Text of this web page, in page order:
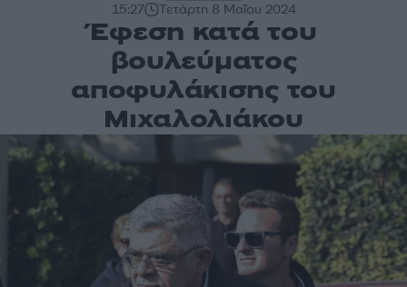
15:27 Τετάρτη 8 Μαΐου 2024
Έφεση κατά του
βουλεύματος
αποφυλάκισης του
Μιχαλολιάκου